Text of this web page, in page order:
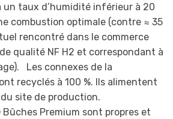
un taux d’humidité inférieur à 20
combustion optimale (contre ≈ 35
rencontré dans le commerce
qualité NF H2 et correspondant à
Les connexes de la
recyclés à 100 %. Ils alimentent
site de production.
Premium sont propres et